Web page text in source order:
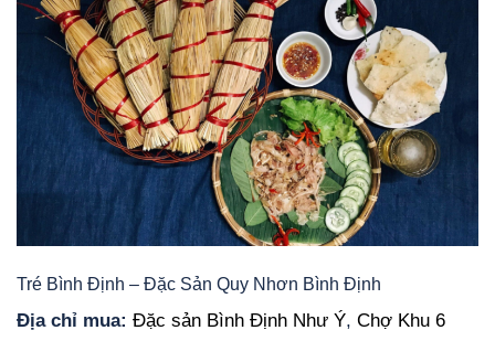
Tré Bình Định – Đặc Sản Quy Nhơn Bình Định
Địa chỉ mua: Đặc sản Bình Định Như Ý, Chợ Khu 6